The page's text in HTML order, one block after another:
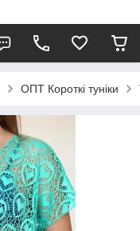
ОПТ Короткі туніки